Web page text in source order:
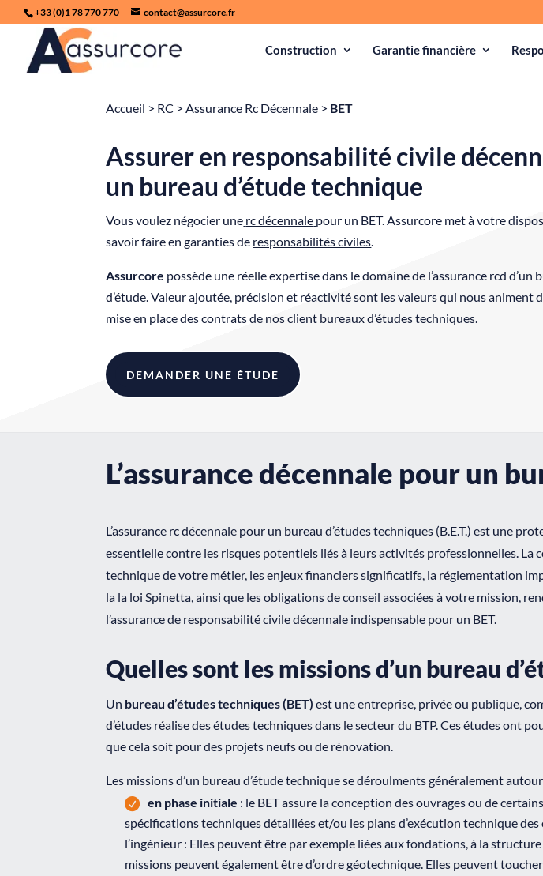
+33 (0)1 78 770 770 contact@assurcore.fr
Construction Garantie financière
Accueil > RC >Assurance Rc Décennale > BET
Assurer en responsabilité civile
un bureau d’étude technique
Vous voulez négocier une rc décennale pour un BET. Assurcore met à votre
savoir faire en garanties de responsabilités civiles.
Assurcore possède une réelle expertise dans le domaine de l’assurance rcd d’un
d’étude. Valeur ajoutée, précision et réactivité sont les valeurs qui nous animent
mise en place des contrats de nos client bureaux d’études techniques.
DEMANDER UNE ÉTUDE
L’assurance décennale pour un
L’assurance rc décennale pour un bureau d’études techniques (B.E.T.) est une
essentielle contre les risques potentiels liés à leurs activités professionnelles. La
technique de votre métier, les enjeux financiers significatifs, la réglementation
la la loi Spinetta, ainsi que les obligations de conseil associées à votre mission,
l’assurance de responsabilité civile décennale indispensable pour un BET.
Quelles sont les missions d’un bureau
Un bureau d’études techniques (BET) est une entreprise, privée ou publique,
d’études réalise des études techniques dans le secteur du BTP. Ces études ont
que cela soit pour des projets neufs ou de rénovation.
Les missions d’un bureau d’étude technique se déroulments généralement
en phase initiale : le BET assure la conception des ouvrages ou de
spécifications techniques détaillées et/ou les plans d’exécution technique
l’ingénieur : Elles peuvent être par exemple liées aux fondations, à la
missions peuvent également être d’ordre géotechnique. Elles peuvent